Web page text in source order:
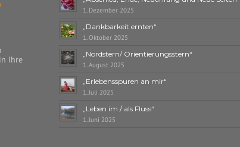
Ihre
1. Dezember 2025
„Dankbarkeit ernten“
1. Oktober 2025
„Nordstern/ Orientierungsstern“
1. August 2025
„Erlebensspuren an mir“
1. Juli 2025
„Leben im / als Fluss“
1. Juni 2025